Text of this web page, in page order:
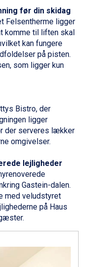
før din skidag
Felsentherme ligger
komme til liften skal
kan fungere
på pisten.
som ligger kun
Bistro, der
ligger
der serveres lækker
omgivelser.
lejligheder
Gastein-dalen.
med veludstyret
på Haus